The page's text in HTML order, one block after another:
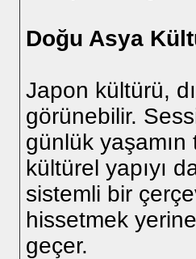
Doğu Asya
Japon kültürü,
görünebilir.
günlük yaşamın
kültürel yapıyı
sistemli bir
hissetmek
geçer.